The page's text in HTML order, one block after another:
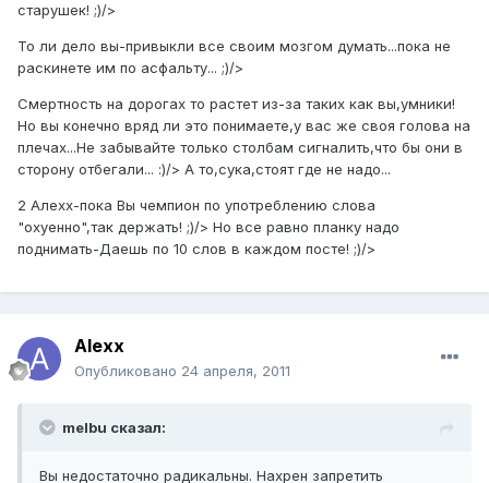
старушек! ;)/>
То ли дело вы-привыкли все своим мозгом думать...пока не
раскинете им по асфальту... ;)/>
Смертность на дорогах то растет из-за таких как вы,умники!
Но вы конечно вряд ли это понимаете,у вас же своя голова на
плечах...Не забывайте только столбам сигналить,что бы они в
сторону отбегали... :)/> А то,сука,стоят где не надо...
2 Алехх-пока Вы чемпион по употреблению слова
"охуенно",так держать! ;)/> Но все равно планку надо
поднимать-Даешь по 10 слов в каждом посте! ;)/>
Alexx
Опубликовано 24 апреля, 2011
melbu сказал:
Вы недостаточно радикальны. Нахрен запретить